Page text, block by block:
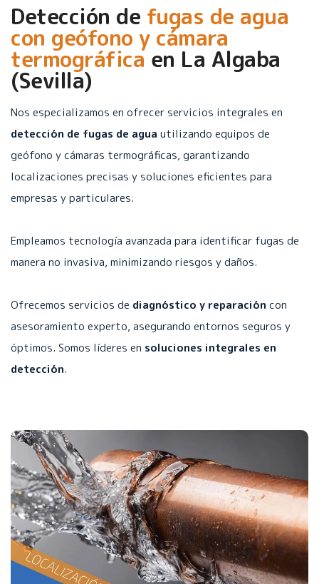
Detección de fugas de agua
con geófono y cámara
termográficaen La Algaba
(Sevilla)
Nos especializamos en ofrecer servicios integrales en
detección de fugas de agua utilizando equipos de
geófono y cámaras termográficas, garantizando
localizaciones precisas y soluciones eficientes para
empresas y particulares.
Empleamos tecnología avanzada para identificar fugas de
manera no invasiva, minimizando riesgos y daños.
Ofrecemos servicios de diagnóstico y reparación con
asesoramiento experto, asegurando entornos seguros y
óptimos. Somos líderes en soluciones integrales en
detección.